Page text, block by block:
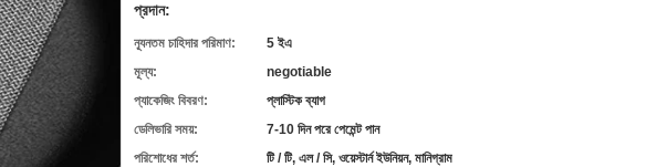
প্রদান:
ন্যূনতম চাহিদার পরিমাণ:
5 ইএ
মূল্য:
negotiable
প্যাকেজিং বিবরণ:
প্লাস্টিক ব্যাগ
ডেলিভারি সময়:
7-10 দিন পরে পেমেন্ট পান
পরিশোধের শর্ত:
টি / টি, এল / সি, ওয়েস্টার্ন ইউনিয়ন, মানিগ্রাম